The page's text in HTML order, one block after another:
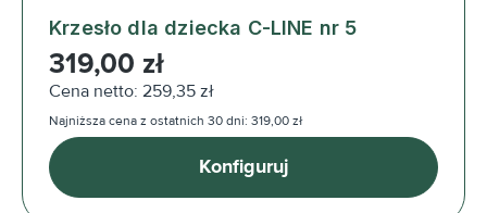
Krzesło dla dziecka C-LINE nr 5
Cena regularna:
319,00 zł
Cena netto: 259,35 zł
Najniższa cena z ostatnich 30 dni: 319,00 zł
Konfiguruj